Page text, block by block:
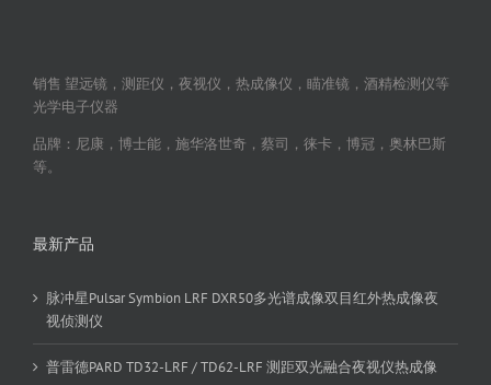
销售 望远镜，测距仪，夜视仪，热成像仪，瞄准镜，酒精检测仪等
光学电子仪器
品牌：尼康，博士能，施华洛世奇，蔡司，徕卡，博冠，奥林巴斯
等。
最新产品
脉冲星Pulsar Symbion LRF DXR50多光谱成像双目红外热成像夜
视侦测仪
普雷德PARD TD32-LRF / TD62-LRF 测距双光融合夜视仪热成像